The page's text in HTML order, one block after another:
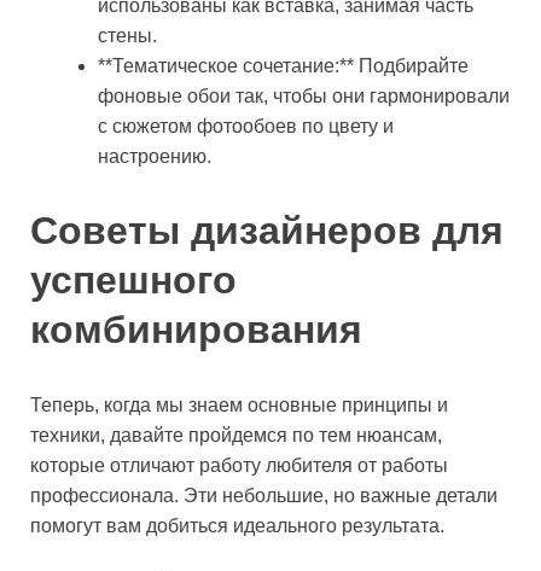
использованы как вставка, занимая часть
стены.
**Тематическое сочетание:** Подбирайте
фоновые обои так, чтобы они гармонировали
с сюжетом фотообоев по цвету и
настроению.
Советы дизайнеров для
успешного
комбинирования
Теперь, когда мы знаем основные принципы и
техники, давайте пройдемся по тем нюансам,
которые отличают работу любителя от работы
профессионала. Эти небольшие, но важные детали
помогут вам добиться идеального результата.